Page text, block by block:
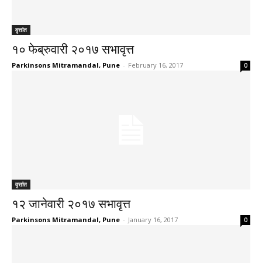
वृत्तांत
१० फेब्रुवारी २०१७ सभावृत्त
Parkinsons Mitramandal, Pune - February 16, 2017 0
वृत्तांत
१२ जानेवारी २०१७ सभावृत्त
Parkinsons Mitramandal, Pune - January 16, 2017 0